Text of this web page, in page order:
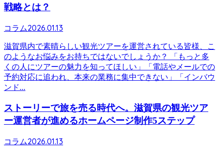
戦略とは？
コラム2026.01.13
滋賀県内で素晴らしい観光ツアーを運営されている皆様、こ
のようなお悩みをお持ちではないでしょうか？ 「もっと多
くの人にツアーの魅力を知ってほしい」「電話やメールでの
予約対応に追われ、本来の業務に集中できない」「インバウ
ンド...
ストーリーで旅を売る時代へ。滋賀県の観光ツア
ー運営者が進めるホームページ制作5ステップ
コラム2026.01.13